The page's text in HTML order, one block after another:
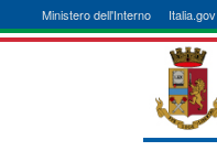
Ministero dell'Interno Italia.gov